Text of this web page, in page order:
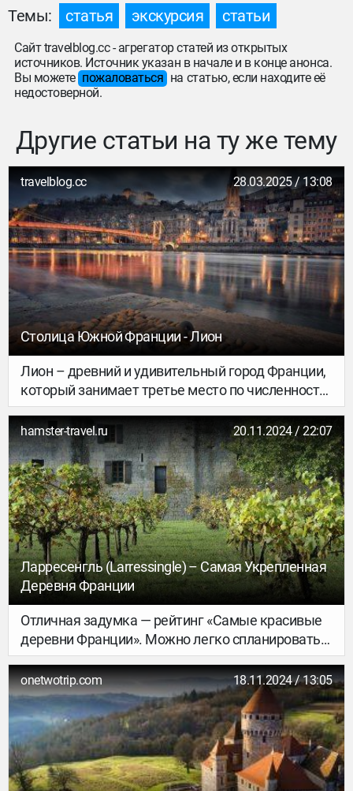
Темы: статья экскурсия статьи
Сайт travelblog.cc - агрегатор статей из открытых
источников. Источник указан в начале и в конце анонса.
Вы можете пожаловаться на статью, если находите её
недостоверной.
Другие статьи на ту же тему
travelblog.cc 28.03.2025 / 13:08
Столица Южной Франции - Лион
Лион – древний и удивительный город Франции,
который занимает третье место по численности
населения после Парижа и Марселя. Этот город,
расположенный между двумя крупными реками
– Соной и Роной, привлекает путешественников
своей атмосферой спокойствия, отсутствием
толп туристов и богатым культурно-
историческим наследием.
hamster-travel.ru 20.11.2024 / 22:07
Ларресенгль (Larressingle) – Самая Укрепленная
Деревня Франции
Отличная задумка — рейтинг «Самые красивые
деревни Франции». Можно легко спланировать
маршрут и точно знаешь, что будет, что
посмотреть. Деревня Ларресенгль региона
Окситания — из таких. Она совсем крошечная.
Окруженная крепостными стенами 13 века.
onetwotrip.com 18.11.2024 / 13:05